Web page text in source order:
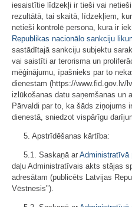
iesaistītie līdzekļi ir tieši vai
rezultātā, tai skaitā, līdzekļiem,
netieši kontrolē persona, kura ir
Republikas nacionālo sankciju
sastādītajā sankciju subjektu
vai saistīti ar terorisma un
mēģinājumu, īpašnieks par to
dienestam (https://www.fid.gov.lv/
izlūkošanas datu saņemšanas un
Pārvaldi par to, ka šāds ziņojums
dienestā, sniedzot vispārīgu
5. Apstrīdēšanas kārtība:
5.1. Saskaņā ar Administratīvā
daļu Administratīvais akts stājas
adresātam (publicēts Latvijas
Vēstnesis").